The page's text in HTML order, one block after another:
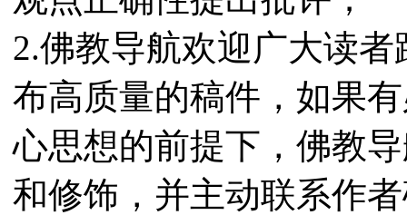
2.佛教导航欢迎广大读
布高质量的稿件，如果
心思想的前提下，佛教
和修饰，并主动联系作